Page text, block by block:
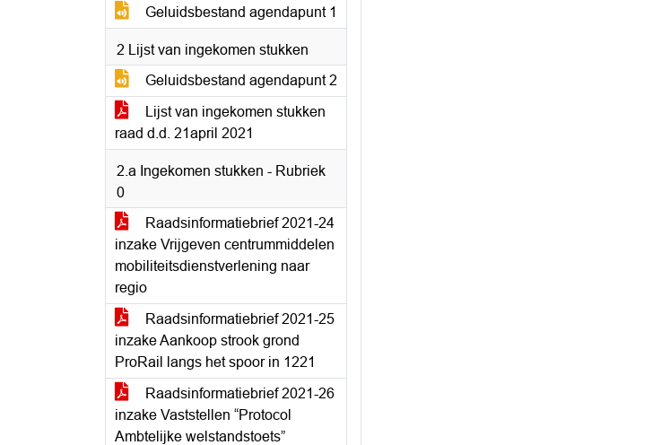
Geluidsbestand agendapunt 1
2 Lijst van ingekomen stukken
Geluidsbestand agendapunt 2
Lijst van ingekomen stukken
raad d.d. 21april 2021
2.a Ingekomen stukken - Rubriek
0
Raadsinformatiebrief 2021-24
inzake Vrijgeven centrummiddelen
mobiliteitsdienstverlening naar
regio
Raadsinformatiebrief 2021-25
inzake Aankoop strook grond
ProRail langs het spoor in 1221
Raadsinformatiebrief 2021-26
inzake Vaststellen “Protocol
Ambtelijke welstandstoets”